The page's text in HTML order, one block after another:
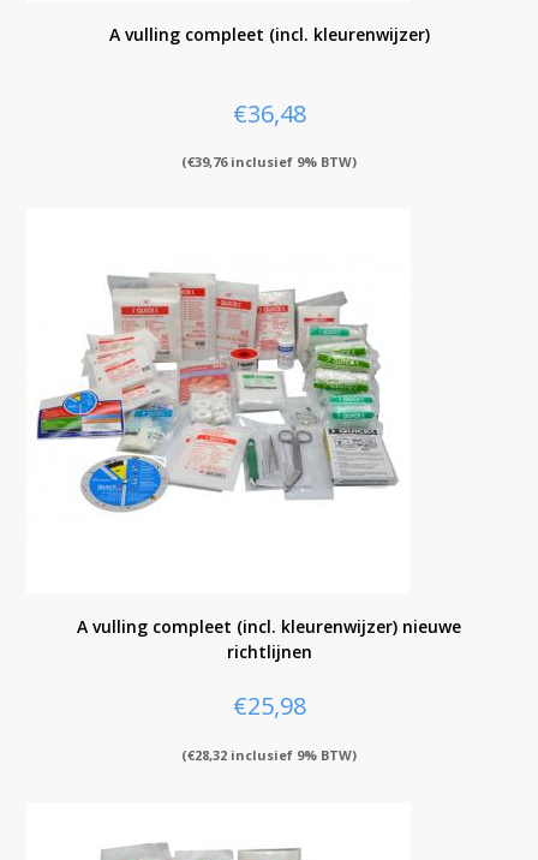
A vulling compleet (incl. kleurenwijzer)
€36,48
(€39,76inclusief 9% BTW)
A vulling compleet (incl. kleurenwijzer) nieuwe
richtlijnen
€25,98
(€28,32 inclusief 9% BTW)